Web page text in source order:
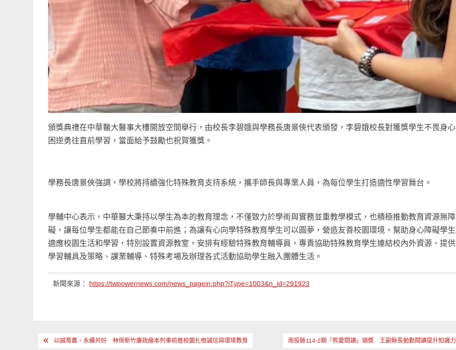
頒獎典禮在中華醫大醫事大樓開放空間舉行，由校長李碧娥與學務長唐景俠代表頒發，李碧娥校長對獲獎學生不畏身心
困逆勇往直前學習，當面給予鼓勵也祝賀獲獎。
學務長唐景俠強調，學校將持續強化特殊教育支持系統，攜手師長與專業人員，為每位學生打造適性學習舞台。
學輔中心表示，中華醫大秉持以學生為本的教育理念，不僅致力於學術與實務並重教學模式，也積極推動教育資源無障
礙，讓每位學生都能在自己節奏中前進；為讓有心向學特殊教育學生可以圓夢，營造友善校園環境，幫助身心障礙學生
適應校園生活和學習，特別設置資源教室，安排有經驗特殊教育輔導員，專責協助特殊教育學生連結校內外資源、提供
學習輔具及策略、課業輔導、特殊考場及辦理各式活動協助學生融入團體生活。
新聞來源： https://twpowernews.com/news_pagein.php?iType=1003&n_id=291923
文 以誠育農、永續共好 林保新竹廉政繪本列車前進校園扎根誠信與環境教育 南投縣114-2期「熊愛閱讀」頒獎 王副縣長勉勤閱讀提升知識力